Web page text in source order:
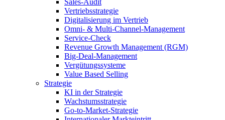
Sales-Audit
Vertriebsstrategie
Digitalisierung im Vertrieb
Omni- & Multi-Channel-Management
Service-Check
Revenue Growth Management (RGM)
Big-Deal-Management
Vergütungssysteme
Value Based Selling
Strategie
KI in der Strategie
Wachstumsstrategie
Go-to-Market-Strategie